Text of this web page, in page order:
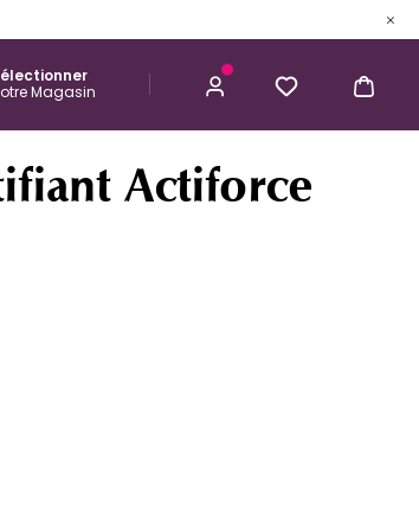
MagasinHomme Kérastase
11,45 €
Actiforce